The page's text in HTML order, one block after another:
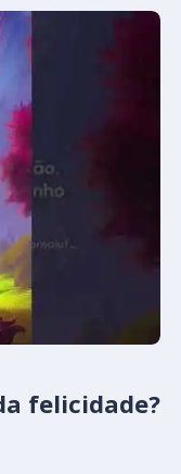
felicidade?